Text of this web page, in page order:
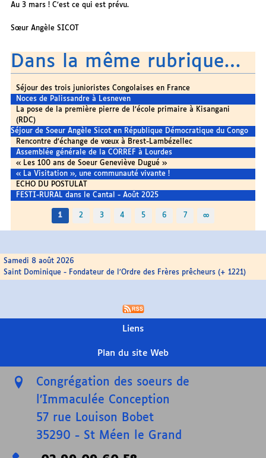
Au 3 mars ! C’est ce qui est prévu.
Sœur Angèle SICOT
Dans la même rubrique…
Séjour des trois junioristes Congolaises en France
Noces de Palissandre à Lesneven
La pose de la première pierre de l’école primaire à Kisangani
(RDC)
Séjour de Soeur Angèle Sicot en République Démocratique du Congo
Rencontre d’échange de vœux à Brest-Lambézellec
Assemblée générale de la CORREF à Lourdes
« Les 100 ans de Soeur Geneviève Dugué »
« La Visitation », une communauté vivante !
ECHO DU POSTULAT
FESTI-RURAL dans le Cantal - Août 2025
1 2 3 4 5 6 7 ∞
Samedi 8 août 2026
Saint Dominique - Fondateur de l’Ordre des Frères prêcheurs (+ 1221)
Liens
Plan du site Web
Congrégation des soeurs de
l’Immaculée Conception
57 rue Louison Bobet
35290 - St Méen le Grand